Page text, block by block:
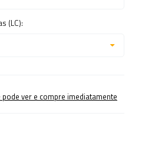
(LC):
ver e compre imediatamente